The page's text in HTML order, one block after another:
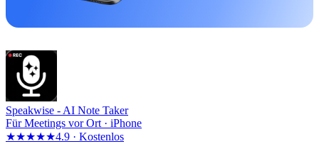
Speakwise - AI Note Taker
Für Meetings vor Ort · iPhone
★★★★★4.9 · Kostenlos